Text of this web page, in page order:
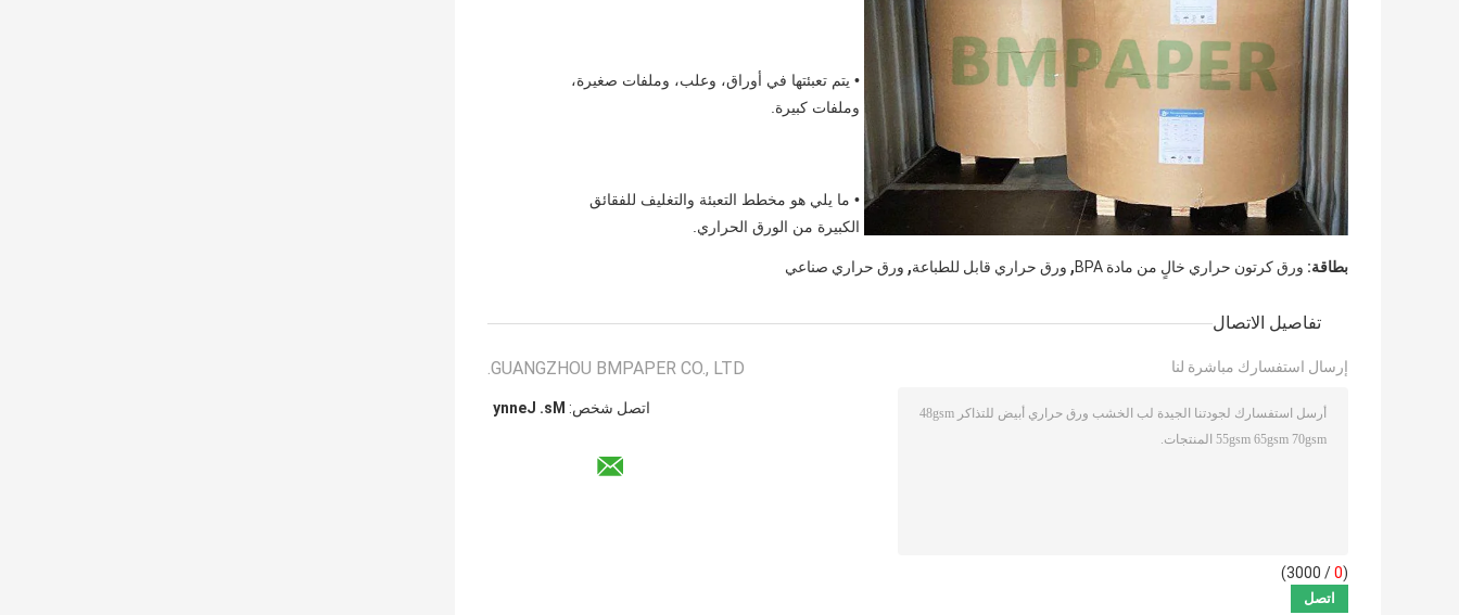
وملفات كبيرة.
الكبيرة من الورق الحراري.
بطاقة: ورق كرتون حراري خالٍ من مادة BPA , ورق حراري قابل للطباعة, ورق حراري صناعي
تفاصيل الاتصال
GUANGZHOU BMPAPER CO., LTD.
اتصل شخص: Ms. Jenny
إرسال استفسارك مباشرة لنا
(
0
/ 3000)